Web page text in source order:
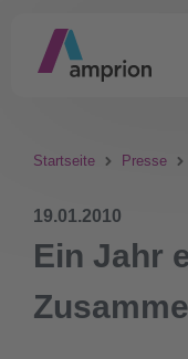
Startseite Presse
19.01.2010
Ein Jahr